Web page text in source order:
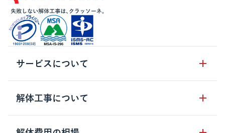
サービスについて
サービスの流れ
サービスのメリット
解体工事について
解体工事の基礎知識